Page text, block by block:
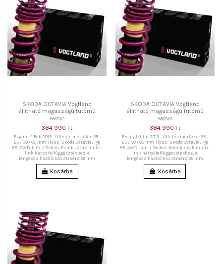
SKODA OCTAVIA Vogtland
állítható magasságú futómű
968762
384 990 Ft
Évjárat: 1 Feb 2013 - Ültetés mértéke: 35 -
65 / 30 - 60 mm Típus: Skoda Octavia, Typ
5E, 2WD, Lim. / Sedan, Kombi, csak multi-
link hátsó felfüggesztéshez, a
lengéscsillapító ház átmérő 55 mm
Kosárba
SKODA OCTAVIA Vogtland
állítható magasságú futómű
968763
384 990 Ft
Évjárat: 1 Jul 2013 - Ültetés mértéke: 35 -
65 / 30 - 60 mm Típus: Skoda Octavia, Typ
5E, 4WD, Lim. / Sedan, Kombi, csak multi-
link hátsó felfüggesztéshez, a
lengéscsillapító ház átmérő 55 mm
Kosárba